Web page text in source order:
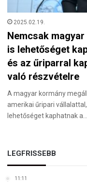
2025.02.19.
Nemcsak
is lehetőséget
és az űriparral
való részvételre
A magyar kormány
amerikai űripari
lehetőséget kaphatnak a…
LEGFRISSEBB
11:11